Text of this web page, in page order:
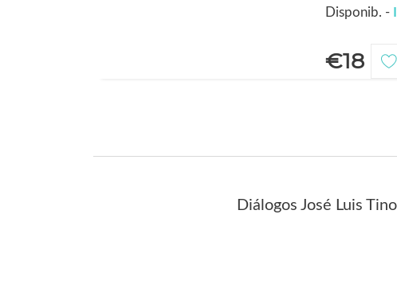
Disponib. -
€18
Diálogos José Luis